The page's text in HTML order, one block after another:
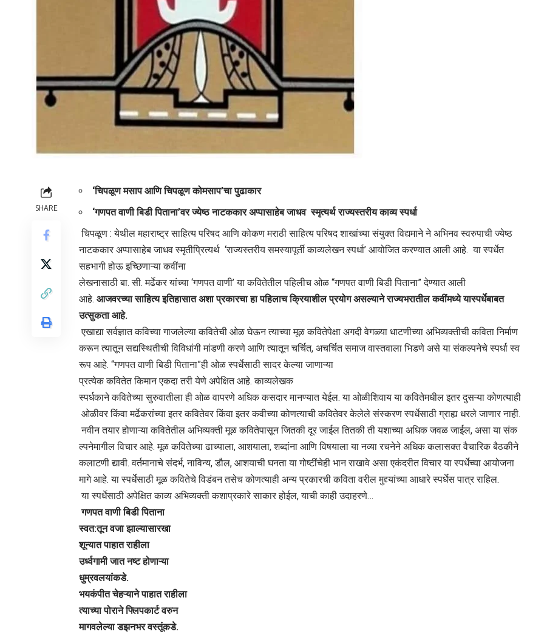
SHARE
‘चिपळूण मसाप आणि चिपळूण कोमसाप’चा पुढाकार
‘गणपत वाणी बिडी पिताना’वर ज्येष्ठ नाटककार अप्पासाहेब जाधव स्मृत्यर्थ राज्यस्तरीय काव्य स्पर्धा
चिपळूण : येथील महाराष्ट्र साहित्य परिषद आणि कोकण मराठी साहित्य परिषद शाखांच्या संयुक्त विद्यमाने ने अभिनव स्वरुपाची ज्येष्ठ
नाटककार अप्पासाहेब जाधव स्मृतीप्रित्यर्थ ‘राज्यस्तरीय समस्यापूर्ती काव्यलेखन स्पर्धा’ आयोजित करण्यात आली आहे. या स्पर्धेत
सहभागी होऊ इच्छिणाऱ्या कवींना
लेखनासाठी बा. सी. मर्ढेकर यांच्या ‘गणपत वाणी’ या कवितेतील पहिलीच ओळ “गणपत वाणी बिडी पिताना” देण्यात आली
आहे. आजवरच्या साहित्य इतिहासात अशा प्रकारचा हा पहिलाच क्रियाशील प्रयोग असल्याने राज्यभरातील कवींमध्ये यास्पर्धेबाबत
उत्सुकता आहे.
एखाद्या सर्वज्ञात कविच्या गाजलेल्या कवितेची ओळ घेऊन त्याच्या मूळ कवितेपेक्षा अगदी वेगळ्या धाटणीच्या अभिव्यक्तीची कविता निर्माण
करून त्यातून सद्यस्थितीची विविधांगी मांडणी करणे आणि त्यातून चर्चित, अचर्चित समाज वास्तवाला भिडणे असे या संकल्पनेचे स्पर्धा स्व
रूप आहे. “गणपत वाणी बिडी पिताना”ही ओळ स्पर्धेसाठी सादर केल्या जाणाऱ्या
प्रत्येक कवितेत किमान एकदा तरी येणे अपेक्षित आहे. काव्यलेखक
स्पर्धकाने कवितेच्या सुरुवातीला ही ओळ वापरणे अधिक कसदार मानण्यात येईल. या ओळीशिवाय या कवितेमधील इतर दुसऱ्या कोणत्याही
ओळीवर किंवा मर्ढेकरांच्या इतर कवितेवर किंवा इतर कवीच्या कोणत्याची कवितेवर केलेले संस्करण स्पर्धेसाठी ग्राह्य धरले जाणार नाही.
नवीन तयार होणाऱ्या कवितेतील अभिव्यक्ती मूळ कवितेपासून जितकी दूर जाईल तितकी ती यशाच्या अधिक जवळ जाईल, असा या संक
ल्पनेमागील विचार आहे. मूळ कवितेच्या ढाच्याला, आशयाला, शब्दांना आणि विषयाला या नव्या रचनेने अधिक कलासक्त वैचारिक बैठकीने
कलाटणी द्यावी. वर्तमानाचे संदर्भ, नाविन्य, डौल, आशयाची घनता या गोष्टींचेही भान राखावे असा एकंदरीत विचार या स्पर्धेच्या आयोजना
मागे आहे. या स्पर्धेसाठी मूळ कवितेचे विडंबन तसेच कोणत्याही अन्य प्रकारची कविता वरील मुद्द्यांच्या आधारे स्पर्धेस पात्र राहिल.
या स्पर्धेसाठी अपेक्षित काव्य अभिव्यक्ती कशाप्रकारे साकार होईल, याची काही उदाहरणे…
गणपत वाणी बिडी पिताना
स्वत:तून वजा झाल्यासारखा
शून्यात पाहात राहीला
उर्ध्वगामी जात नष्ट होणाऱ्या
धुम्रवलयांकडे.
भयकंपीत चेहऱ्याने पाहात राहीला
त्याच्या पोराने फ्लिपकार्ट वरुन
मागवलेल्या डझनभर वस्तूंकडे.